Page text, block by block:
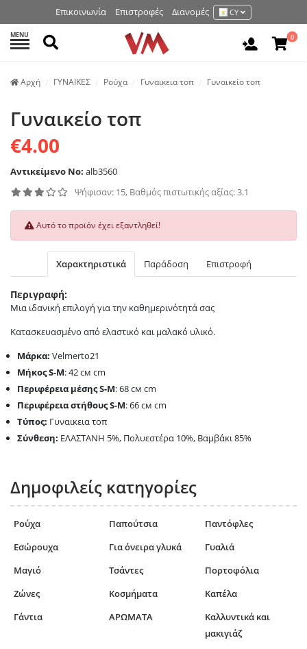
Επικοινωνία Επιστροφές Διανομές CY
MENU Αναζήτηση 0
Аρχή ΓΥΝΑΙΚΕΣ Ρούχα Γυναικεια τοπ Γυναικείο τοπ
Γυναικείο τοπ
€4.00
Αντικείμενο No: alb3560
Ψήφισαν: 15, Βαθμός πιστωτικής αξίας: 3.1
Αυτό το προϊόν έχει εξαντληθεί!
Χαρακτηριστικά Παράδοση Επιστροφή
Περιγραφή:
Μια ιδανική επιλογή για την καθημερινότητά σας
Κατασκευασμένο από ελαστικό και μαλακό υλικό.
Μάρκα: Velmerto21
ΜήκοςS-M: 42 см cm
Περιφέρεια μέσηςS-M: 68 см cm
Περιφέρεια στήθουςS-M: 66 см cm
Τύπος: Γυναικεια τοπ
Σύνθεση: ΕΛΑΣΤΑΝΗ 5%, Πολυεστέρα 10%, Βαμβάκι 85%
Δημοφιλείς κατηγορίες
Ρούχα Παπούτσια
Παντόφλες
Εσώρουχα
Για όνειρα γλυκά
Γυαλιά
Μαγιό
Τσάντες
Πορτοφόλια
Ζώνες
Κοσμήματα
Καπέλα
Γάντια
ΑΡΩΜΑΤΑ
Καλλυντικά και
μακιγιάζ